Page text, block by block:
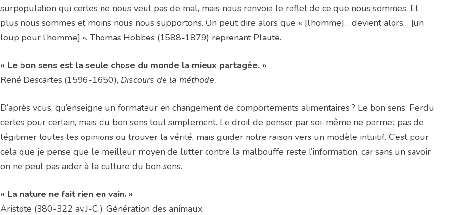
surpopulation qui certes ne nous veut pas de mal, mais nous renvoie le reflet de ce que nous sommes. Et
plus nous sommes et moins nous nous supportons. On peut dire alors que « [l’homme]… devient alors… [un
loup pour l’homme] ». Thomas Hobbes (1588-1879) reprenant Plaute.
« Le bon sens est la seule chose du monde la mieux partagée. »
René Descartes (1596-1650), Discours de la méthode.
D’après vous, qu’enseigne un formateur en changement de comportements alimentaires ? Le bon sens. Perdu
certes pour certain, mais du bon sens tout simplement. Le droit de penser par soi-même ne permet pas de
légitimer toutes les opinions ou trouver la vérité, mais guider notre raison vers un modèle intuitif. C’est pour
cela que je pense que le meilleur moyen de lutter contre la malbouffe reste l’information, car sans un savoir
on ne peut pas aider à la culture du bon sens.
« La nature ne fait rien en vain. »
Aristote (380-322 av.J-C.), Génération des animaux.